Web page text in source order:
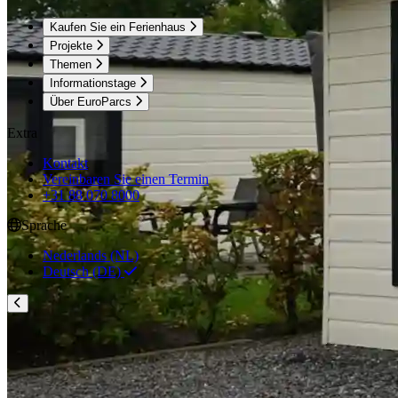
Kaufen Sie ein Ferienhaus
Projekte
Themen
Informationstage
Über EuroParcs
Extra
Kontakt
Vereinbaren Sie einen Termin
+31 88 070 8000
Sprache
Nederlands (NL)
Deutsch (DE)